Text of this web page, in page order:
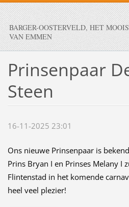
BARGER-OOSTERVELD, HET
VAN EMMEN
Prinsenpaar
Steen
16-11-2025 23:01
Ons nieuwe Prinsenpaar is
Prins Bryan I en Prinses Melany I
Flintenstad in het komende
heel veel plezier!